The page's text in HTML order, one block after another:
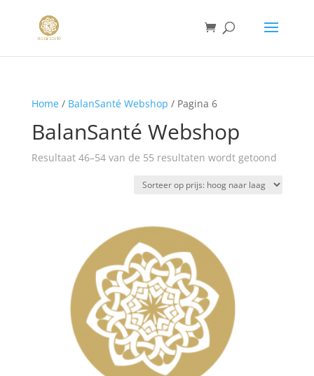
Home/ BalanSanté Webshop / Pagina 6
BalanSanté Webshop
Resultaat 46–54 van de 55 resultaten wordt getoond
prijs: